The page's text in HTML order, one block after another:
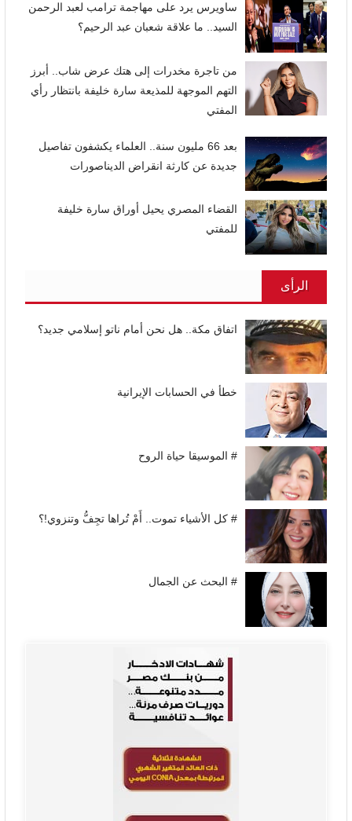
ساويرس يرد على مهاجمة ترامب لعبد الرحمن
السيد.. ما علاقة شعبان عبد الرحيم؟
من تاجرة مخدرات إلى هتك عرض شاب.. أبرز
التهم الموجهة للمذيعة سارة خليفة بانتظار رأي
المفتي
بعد 66 مليون سنة.. العلماء يكشفون تفاصيل
جديدة عن كارثة انقراض الديناصورات
القضاء المصري يحيل أوراق سارة خليفة
للمفتي
الرأى
اتفاق مكة.. هل نحن أمام ناتو إسلامي جديد؟
خطأ في الحسابات الإيرانية
# الموسيقا حياة الروح
# كل الأشياء تموت.. أَمْ تُراها تجِفُّ وتنزوي!؟
# البحث عن الجمال